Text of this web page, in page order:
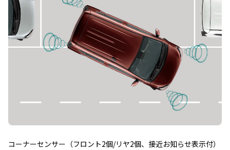
コーナーセンサー（フロント2個/リヤ2個、接近お知らせ表示付）